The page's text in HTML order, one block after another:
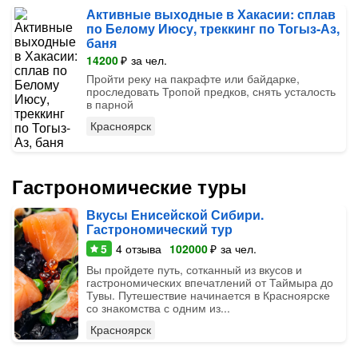
Активные выходные в Хакасии: сплав
по Белому Июсу, треккинг по Тогыз-Аз,
баня
14200₽ за чел.
Пройти реку на пакрафте или байдарке,
проследовать Тропой предков, снять усталость
в парной
Красноярск
Гастрономические туры
Вкусы Енисейской Сибири.
Гастрономический тур
5 4 отзыва 102000₽ за чел.
Вы пройдете путь, сотканный из вкусов и
гастрономических впечатлений от Таймыра до
Тувы. Путешествие начинается в Красноярске
со знакомства с одним из...
Красноярск